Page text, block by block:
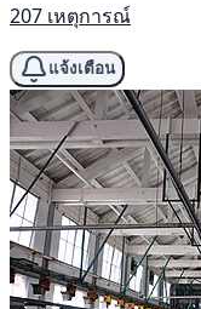
207 เหตุการณ์
แจ้งเตือน